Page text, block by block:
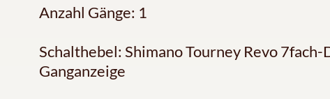
Anzahl Gänge: 1
Schalthebel: Shimano Tourney Revo
Ganganzeige